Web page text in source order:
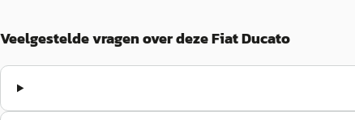
Veelgestelde vragen over deze Fiat Ducato